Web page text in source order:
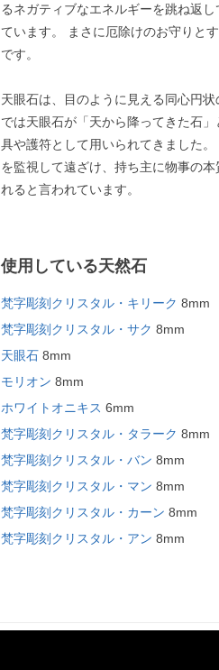
るネガティブなエネルギーを跳ね返
ています。 まさに厄除けのお守りと
です。
天眼石は、目のように見える同心円
では天眼石が「天から降ってきた石
具や護符として用いられてきました
を監視して遠ざけ、持ち主に物事の
れると言われています。
使用している天然石
梵字彫刻クリスタル・キリーク 8mm
梵字彫刻クリスタル・サク 8mm
天眼石8mm
モリオン 8mm
ホワイトオニキス 6mm
梵字彫刻クリスタル・タラーク 8mm
梵字彫刻クリスタル・バン 8mm
梵字彫刻クリスタル・マン 8mm
梵字彫刻クリスタル・カーン 8mm
梵字彫刻クリスタル・アン 8mm